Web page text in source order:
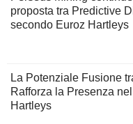
proposta tra Predictive
secondo Euroz Hartleys
La Potenziale Fusione
Rafforza la Presenza
Hartleys